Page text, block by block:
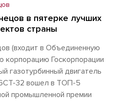
в пятерке лучших
страны
(входит в Объединенную
корпорацию Госкорпорации
газотурбинный двигатель
32 вошел в ТОП-5
промышленной премии